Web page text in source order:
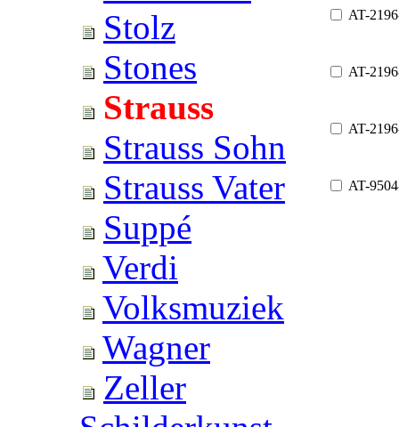
Stolz
Stones
Strauss
Strauss Sohn
Strauss Vater
Suppé
Verdi
Volksmuziek
Wagner
Zeller
AT-
AT-
AT-
AT-